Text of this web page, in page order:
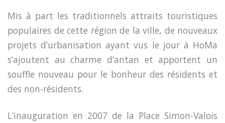
Mis à part les traditionnels attraits touristiques
populaires de cette région de la ville, de nouveaux
projets d’urbanisation ayant vus le jour à HoMa
s’ajoutent au charme d’antan et apportent un
souffle nouveau pour le bonheur des résidents et
des non-résidents.
L’inauguration en 2007 de la Place Simon-Valois